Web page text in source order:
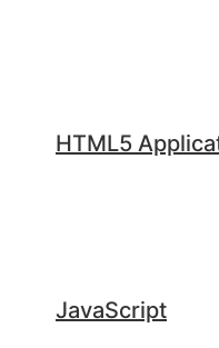
HTML5
JavaScript